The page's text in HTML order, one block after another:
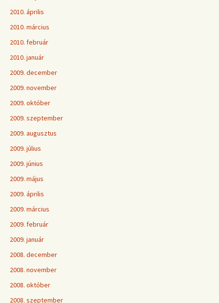
2010. április
2010. március
2010. február
2010. január
2009. december
2009. november
2009. október
2009. szeptember
2009. augusztus
2009. július
2009. június
2009. május
2009. április
2009. március
2009. február
2009. január
2008. december
2008. november
2008. október
2008. szeptember